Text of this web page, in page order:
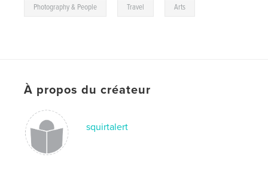
Photography & People Travel Arts
À propos du créateur
squirtalert